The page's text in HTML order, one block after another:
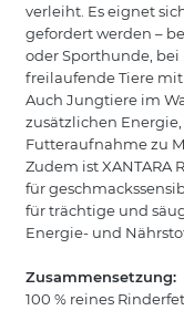
verleiht. Es eignet
gefordert werden –
oder Sporthunde, bei
freilaufende Tiere
Auch Jungtiere im
zusätzlichen
Futteraufnahme zu
Zudem ist
für
für trächtige und
Energie- und
Zusammensetzung:
100 % reines